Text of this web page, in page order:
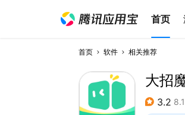
首页
首页 软件 相关推荐
大招
3.2